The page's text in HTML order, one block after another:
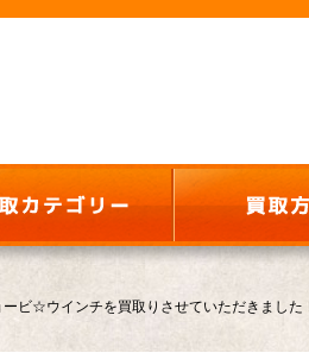
ビ☆ウインチを買取りさせていただきまし